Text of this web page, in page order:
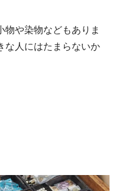
物や染物などもありま
な人にはたまらないか